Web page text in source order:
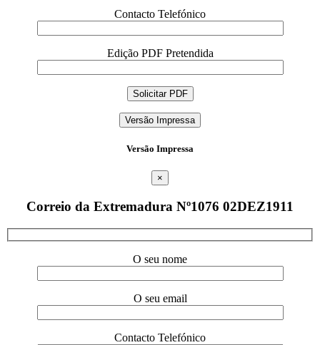
Contacto Telefónico
Edição PDF Pretendida
Versão Impressa
Versão Impressa
×
Correio da Extremadura Nº1076 02DEZ1911
O seu nome
O seu email
Contacto Telefónico